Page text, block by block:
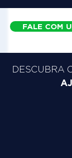
FALE COM
DESCUBRA